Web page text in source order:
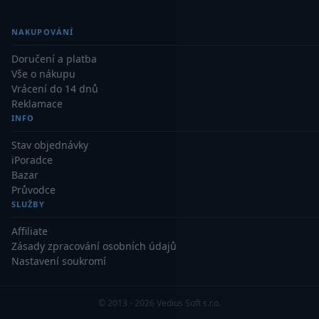
Primární zrcadla
Sekundární zrcadla
Adaptéry k okulárovým
výtahům
Pozorovací dalekohledy
Kompaktní
Turistické
Pro pozorování přírody a
ornitologie17
NAKUPOVÁNÍ
Doručení a platba
Vše o nákupu
Vrácení do 14 dnů
Reklamace
INFO
Stav objednávky
iPoradce
Bazar
Průvodce
SLUŽBY
Affiliate
Zásady zpracování osobních údajů
Nastavení soukromí
© 2013 - 2026 Vedius Soft s.r.o.